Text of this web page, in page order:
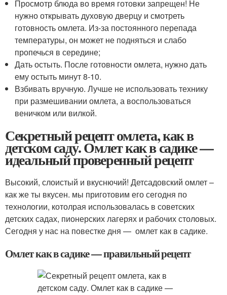
Просмотр блюда во время готовки запрещен! Не
нужно открывать духовую дверцу и смотреть
готовность омлета. Из-за постоянного перепада
температуры, он может не подняться и слабо
пропечься в середине;
Дать остыть. После готовности омлета, нужно дать
ему остыть минут 8-10.
Взбивать вручную. Лучше не использовать технику
при размешивании омлета, а воспользоваться
веничком или вилкой.
Секретный рецепт омлета, как в
детском саду. Омлет как в садике —
идеальный проверенный рецепт
Высокий, слоистый и вкуснючий! Детсадовский омлет –
как же ты вкусен. мы приготовим его сегодня по
технологии, котолрая использовалась в советских
детских садах, пионерских лагерях и рабочих столовых.
Сегодня у нас на повестке дня — омлет как в садике.
Омлет как в садике — правильный рецепт